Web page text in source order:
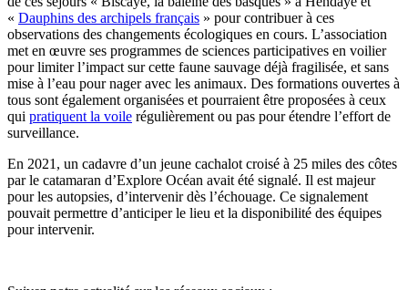
« Dauphins des archipels français » pour contribuer à ces
observations des changements écologiques en cours. L’association
met en œuvre ses programmes de sciences participatives en voilier
pour limiter l’impact sur cette faune sauvage déjà fragilisée, et sans
mise à l’eau pour nager avec les animaux. Des formations ouvertes à
tous sont également organisées et pourraient être proposées à ceux
qui pratiquent la voile régulièrement ou pas pour étendre l’effort de
surveillance.
En 2021, un cadavre d’un jeune cachalot croisé à 25 miles des côtes
par le catamaran d’Explore Océan avait été signalé. Il est majeur
pour les autopsies, d’intervenir dès l’échouage. Ce signalement
pouvait permettre d’anticiper le lieu et la disponibilité des équipes
pour intervenir.